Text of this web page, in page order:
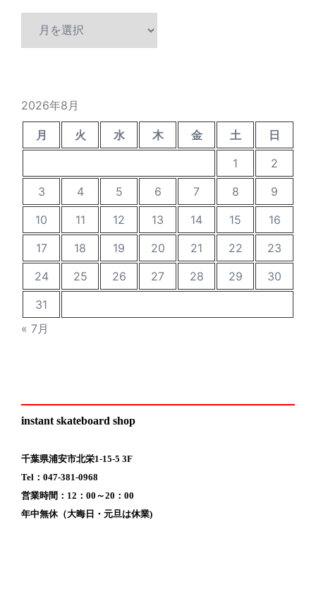
2026年8月
月 火 水 木 金 土
日
1
2
3
4 5 6 7 8
9
10
11 12 13 14 15
16
17
18 19 20 21 22
23
24
25 26 27 28 29
30
31
« 7月
instant skateboard shop
千葉県浦安市北栄1-15-5 3F
Tel：047-381-0968
営業時間：12：00～20：00
年中無休（大晦日・元旦は休業)